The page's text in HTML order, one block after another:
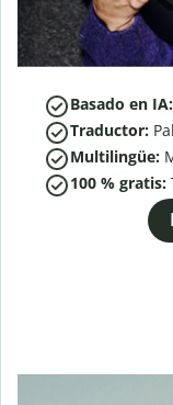
Basado en IA:
Traductor:
Multilingüe:
100 % gratis: